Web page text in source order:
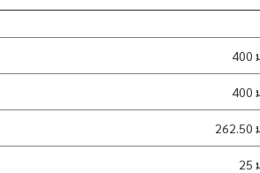
400
400
262.50
25